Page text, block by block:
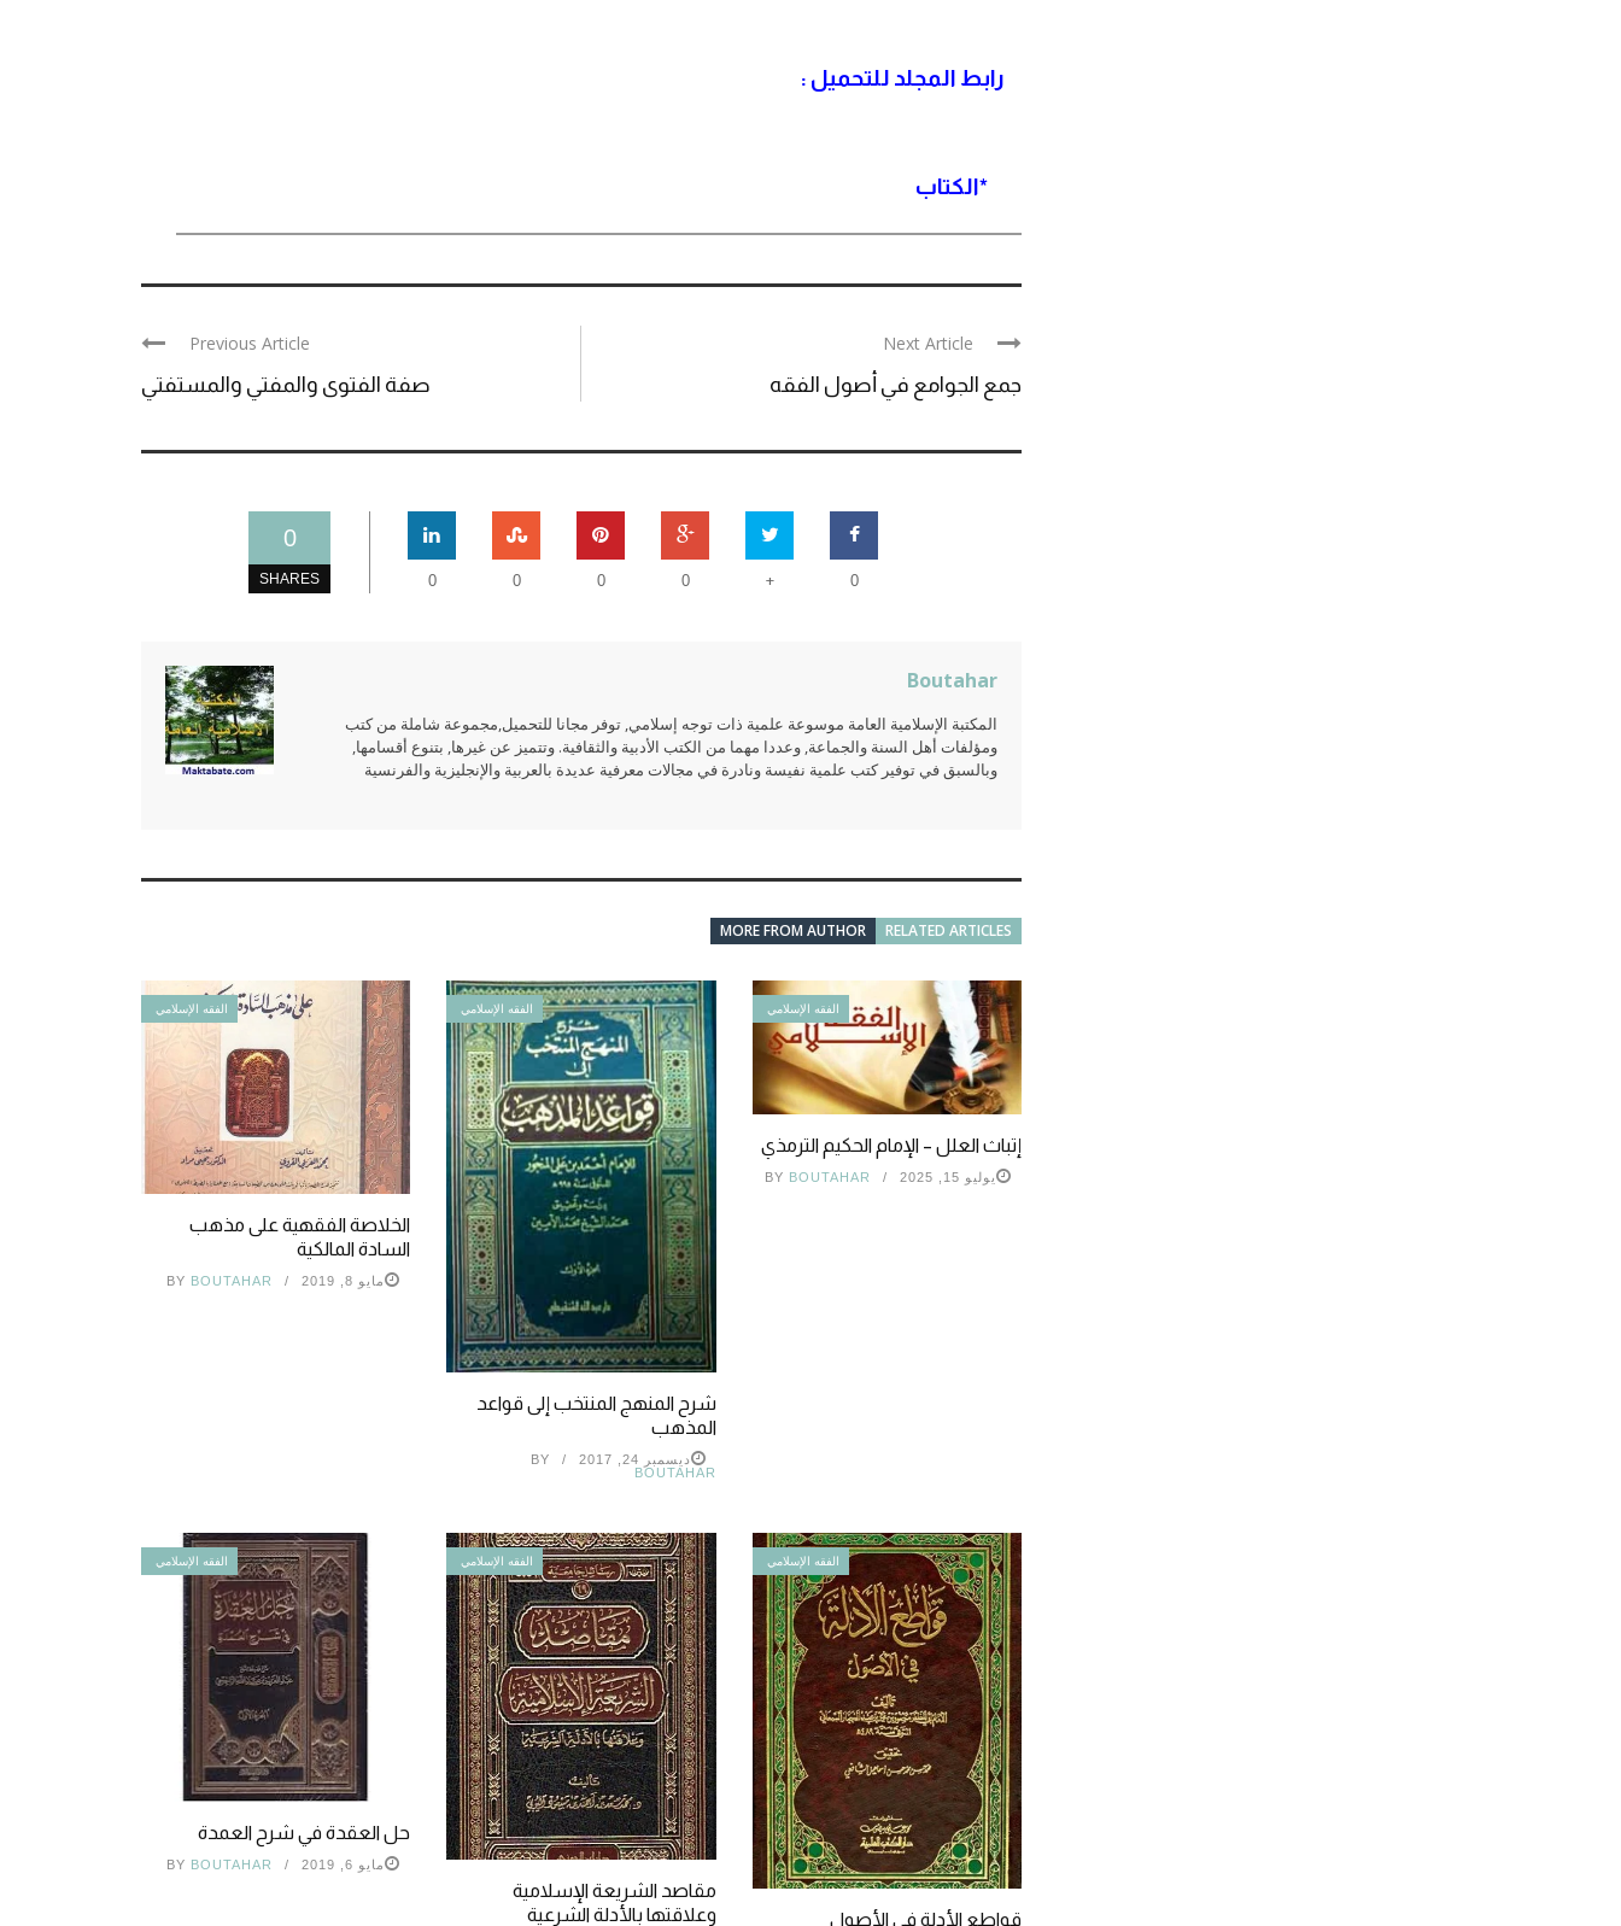
رابط المجلد للتحميل :
*الكتاب
Previous Article
صفة الفتوى والمفتي والمستفتي
Next Article
جمع الجوامع في أصول الفقه
0
SHARES 0
+
0
0
0
0
Boutahar
المكتبة الإسلامية العامة موسوعة علمية ذات توجه إسلامي, توفر مجانا للتحميل,مجموعة شاملة من كتب
ومؤلفات أهل السنة والجماعة, وعددا مهما من الكتب الأدبية والثقافية. وتتميز عن غيرها, بتنوع أقسامها,
وبالسبق في توفير كتب علمية نفيسة ونادرة في مجالات معرفية عديدة بالعربية والإنجليزية والفرنسية
RELATED ARTICLES
MORE FROM AUTHOR
الفقه الإسلامي
الخلاصة الفقهية على مذهب
السادة المالكية
مايو 8, 2019 BY BOUTAHAR
الفقه الإسلامي
شرح المنهج المنتخب إلى قواعد
المذهب
ديسمبر 24, 2017
BY
BOUTAHAR
الفقه الإسلامي
إتباث العلل – الإمام الحكيم الترمذي
يوليو 15, 2025 BY BOUTAHAR
الفقه الإسلامي
حل العقدة في شرح العمدة
مايو 6, 2019 BY BOUTAHAR
الفقه الإسلامي
مقاصد الشريعة الإسلامية
وعلاقتها بالأدلة الشرعية
الفقه الإسلامي
قواطع الأدلة في الأصول